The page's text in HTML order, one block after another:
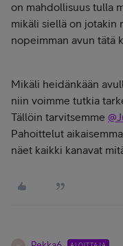
on mahdollisuus tulla
mikäli siellä on jotakin
nopeimman avun tätä
Mikäli heidänkään
niin voimme tutkia
Tällöin tarvitsemme
Pahoittelut
näet kaikki kanavat